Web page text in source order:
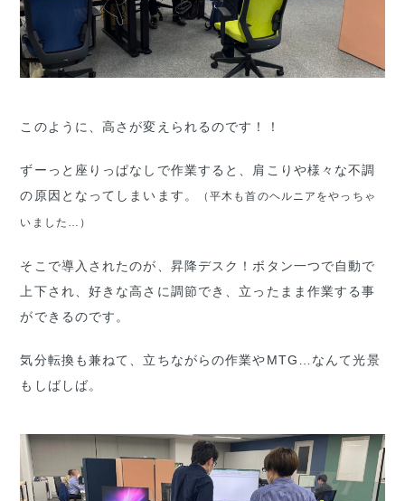
このように、高さが変えられるのです！！
ずーっと座りっぱなしで作業すると、肩こりや様々な不調
の原因となってしまいます。
（平木も首のヘルニアをやっちゃ
いました…）
そこで導入されたのが、昇降デスク！ボタン一つで自動で
上下され、好きな高さに調節でき、立ったまま作業する事
ができるのです。
気分転換も兼ねて、立ちながらの作業やMTG…なんて光景
もしばしば。